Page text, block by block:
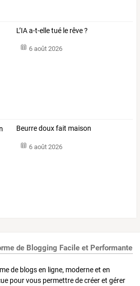
L’IA a-t-elle tué le rêve ?
6 août 2026
Beurre doux fait maison
6 août 2026
de Blogging Facile et Performante
de blogs en ligne, moderne et en
pour vous permettre de créer et gérer